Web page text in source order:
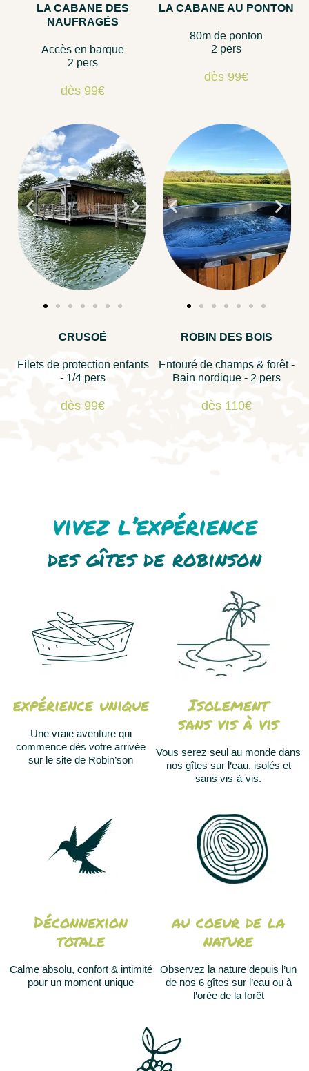
LA CABANE DES
NAUFRAGÉS
Accès en barque
2 pers
dès 99€
LA CABANE AU PONTON
80m de ponton
2 pers
dès 99€
CRUSOÉ
Filets de protection enfants
- 1/4 pers
dès 99€
ROBIN DES BOIS
Entouré de champs & forêt -
Bain nordique - 2 pers
dès 110€
vivez l’expérience
des gîtes de robinson
expérience unique
Une vraie aventure qui
commence dès votre arrivée
sur le site de Robin’son
Isolement
sans vis à vis
Vous serez seul au monde dans
nos gîtes sur l’eau, isolés et
sans vis-à-vis.
Déconnexion
totale
Calme absolu, confort & intimité
pour un moment unique
au coeur de la
nature
Observez la nature depuis l’un
de nos 6 gîtes sur l’eau ou à
l’orée de la forêt